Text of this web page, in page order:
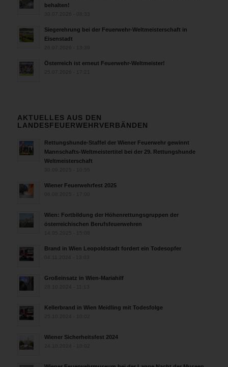
behalten!
Siegerehrung bei der Feuerwehr-Weltmeisterschaft in
Eisenstadt
Österreich ist erneut Feuerwehr-Weltmeister!
AKTUELLES AUS DEN
LANDESFEUERWEHRVERBÄNDEN
Rettungshunde-Staffel der Wiener Feuerwehr gewinnt
Mannschafts-Weltmeistertitel bei der 29. Rettungshunde
Weltmeisterschaft
Wiener Feuerwehrfest 2025
Wien: Fortbildung der Höhenrettungsgruppen der
österreichischen Berufsfeuerwehren
Brand in Wien Leopoldstadt fordert ein Todesopfer
Großeinsatz in Wien-Mariahilf
Kellerbrand in Wien Meidling mit Todesfolge
Wiener Sicherheitsfest 2024